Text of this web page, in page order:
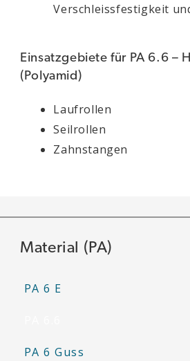
Material (PA)
PA 6 E
PA 6 Guss
Verschleissfestigkeit
Einsatzgebiete für PA 6.6 –
(Polyamid)
Laufrollen
Seilrollen
Zahnstangen